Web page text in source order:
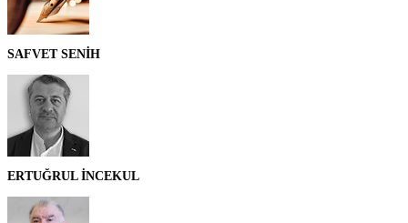
SAFVET SENİH
ERTUĞRUL İNCEKUL